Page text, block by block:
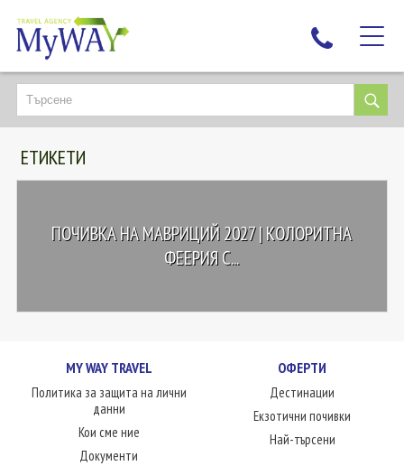
НАЙ-ТЪРСЕНИ
ДЕСТИНАЦИИ
ЕКЗОТИЧНИ ПОЧИВКИ
ЛЮБОПИТНО
КОНТАКТИ
ЕТИКЕТИ
ПОЧИВКА НА МАВРИЦИЙ 2027 | КОЛОРИТНА
ФЕЕРИЯ С...
MY WAY TRAVEL
Политика за защита на лични
данни
Кои сме ние
Документи
ОФЕРТИ
Дестинации
Екзотични почивки
Най-търсени